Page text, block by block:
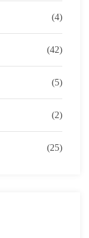
(4)
(42)
(5)
(2)
(25)